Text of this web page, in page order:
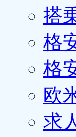
搭
格
格
欧
求